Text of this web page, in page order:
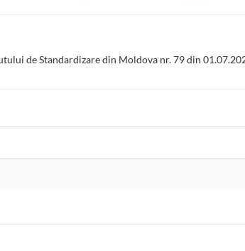
de Standardizare din Moldova nr. 79 din